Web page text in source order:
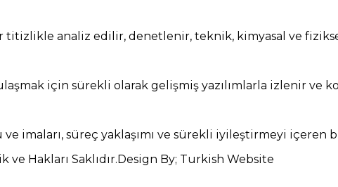
titizlikle analiz edilir, denetlenir, teknik, kimyasal ve
için sürekli olarak gelişmiş yazılımlarla izlenir ve
imaları, süreç yaklaşımı ve sürekli iyileştirmeyi
Hakları Saklıdır.Design By; Turkish Website